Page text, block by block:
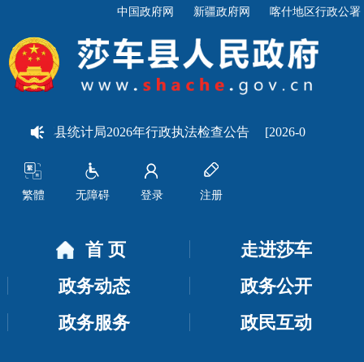
中国政府网 新疆政府网 喀什地区行政公署
莎车县统计局2026年行政执法检查公告 [2026-08-07]
繁體 无障碍 登录 注册
首 页
走进莎车
政务动态
政务公开
政务服务
政民互动